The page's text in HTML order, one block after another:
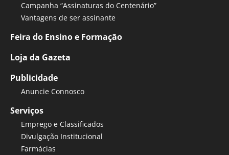
Campanha “Assinaturas do Centenário”
Vantagens de ser assinante
Feira do Ensino e Formação
Loja da Gazeta
Publicidade
Anuncie Connosco
Serviços
Emprego e Classificados
Divulgação Institucional
Farmácias